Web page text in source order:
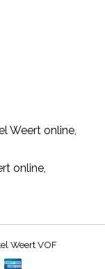
Weert online,
online,
Weert VOF